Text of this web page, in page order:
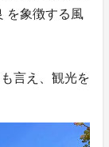
を象徴する風
言え、観光を